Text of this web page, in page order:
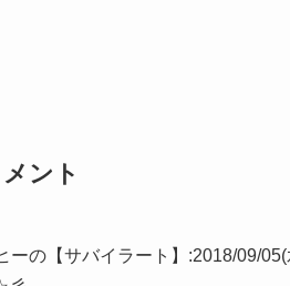
ント
ーの【サバイラート】 :2018/09/